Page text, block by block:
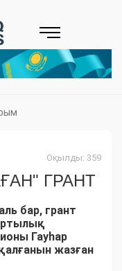
Оқылды: 359
ГРАНТ
бар, грант
Гауһар
жазған